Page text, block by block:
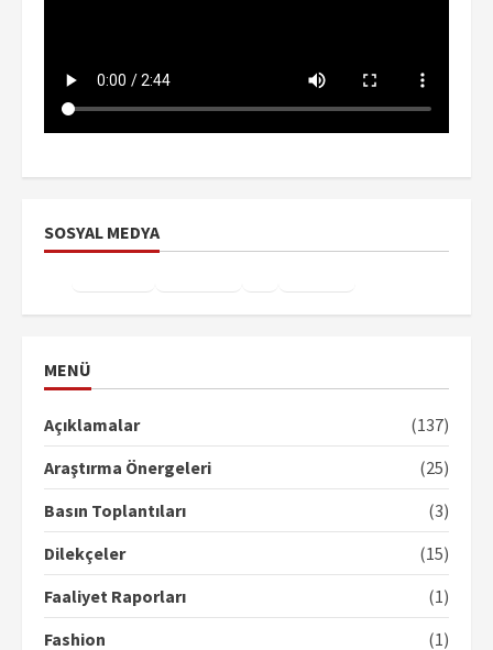
SOSYAL MEDYA
MENÜ
Açıklamalar
(137)
Araştırma Önergeleri
(25)
Basın Toplantıları
(3)
Dilekçeler
(15)
Faaliyet Raporları
(1)
Fashion
(1)